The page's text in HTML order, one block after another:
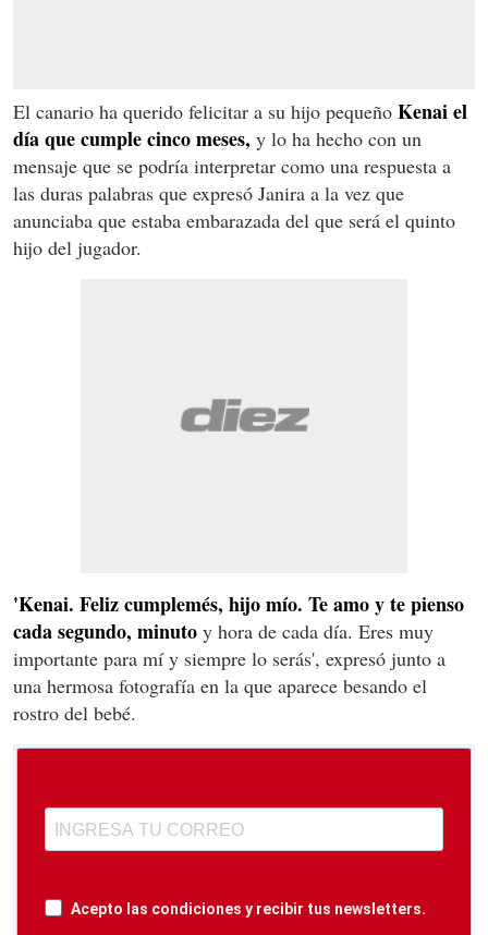
El canario ha querido felicitar a su hijo pequeño Kenai el
día que cumple cinco meses, y lo ha hecho con un
mensaje que se podría interpretar como una respuesta a
las duras palabras que expresó Janira a la vez que
anunciaba que estaba embarazada del que será el quinto
hijo del jugador.
'Kenai. Feliz cumplemés, hijo mío. Te amo y te pienso
cada segundo, minuto y hora de cada día. Eres muy
importante para mí y siempre lo serás', expresó junto a
una hermosa fotografía en la que aparece besando el
rostro del bebé.
Acepto las condiciones y recibir tus newsletters.